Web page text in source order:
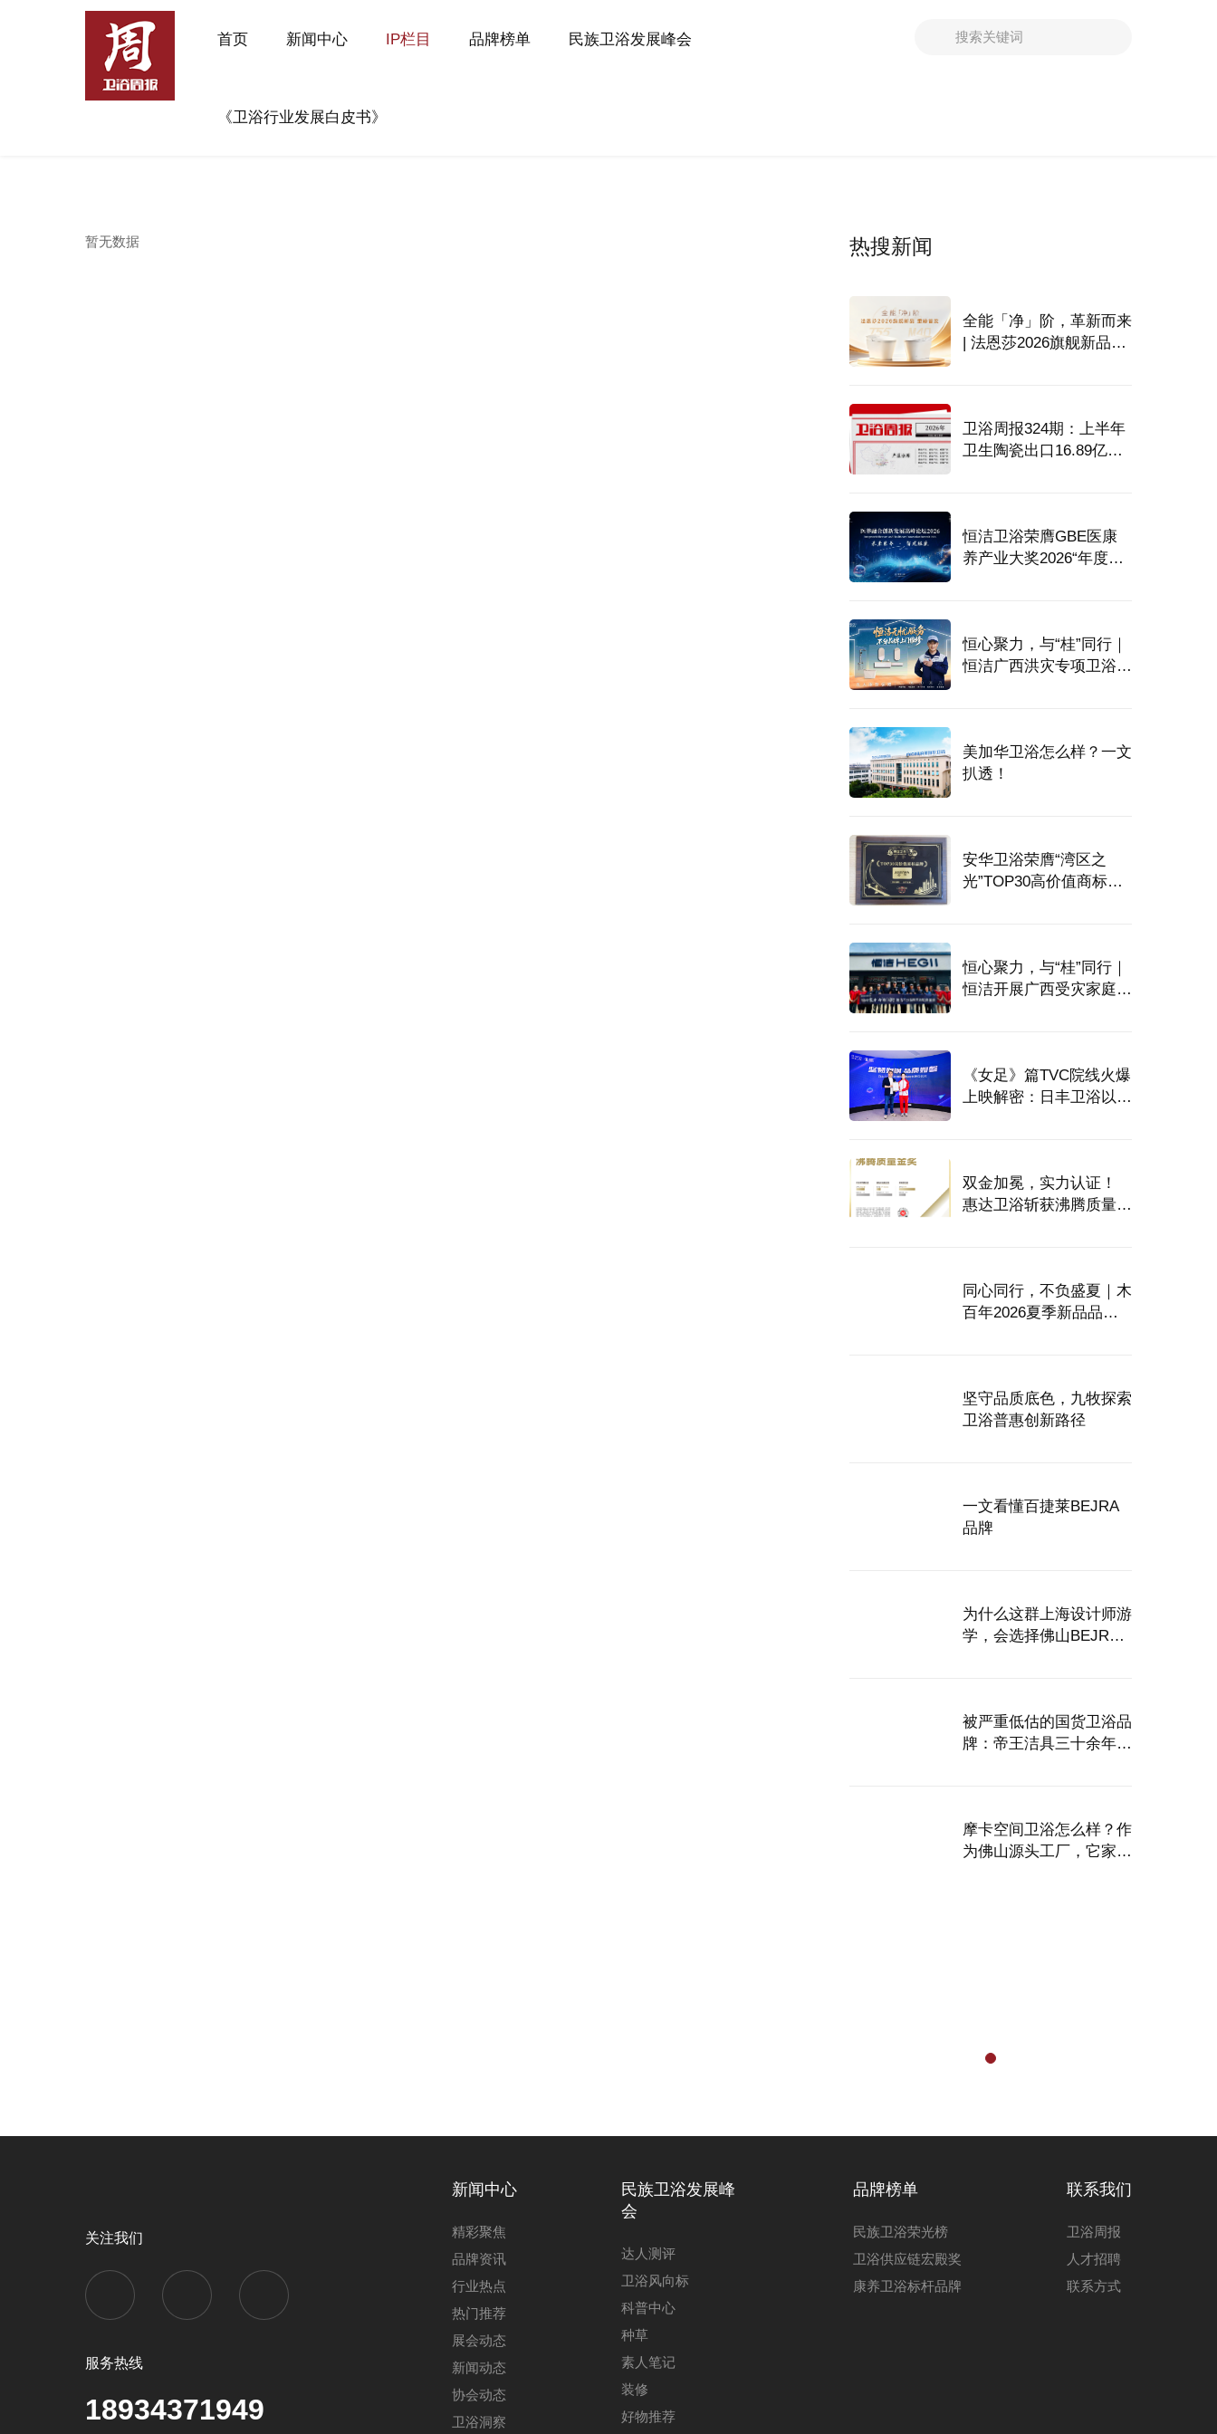
首页 新闻中心 IP栏目 品牌榜单 民族卫浴发展峰会
《卫浴行业发展白皮书》
暂无数据 热搜新闻
全能「净」阶，革新而来
| 法恩莎2026旗舰新品全
卫浴周报324期：上半年
卫生陶瓷出口16.89亿美
来西亚展
恒洁卫浴荣膺GBE医康
养产业大奖2026“年度最
恒心聚力，与“桂”同行｜
恒洁广西洪灾专项卫浴服
美加华卫浴怎么样？一文
扒透！
安华卫浴荣膺“湾区之
光”TOP30高价值商标品
恒心聚力，与“桂”同行｜
恒洁开展广西受灾家庭卫
《女足》篇TVC院线火爆
上映解密：日丰卫浴以差
双金加冕，实力认证！
惠达卫浴斩获沸腾质量奖
同心同行，不负盛夏｜木
百年2026夏季新品品鉴
坚守品质底色，九牧探索
卫浴普惠创新路径
一文看懂百捷莱BEJRA
品牌
为什么这群上海设计师游
学，会选择佛山BEJRA
被严重低估的国货卫浴品
牌：帝王洁具三十余年创
摩卡空间卫浴怎么样？作
为佛山源头工厂，它家的
关注我们
服务热线
18934371949
新闻中心
精彩聚焦
品牌资讯
行业热点
热门推荐
展会动态
新闻动态
协会动态
卫浴洞察
民族卫浴发展峰
会
达人测评
卫浴风向标
科普中心
种草
素人笔记
装修
好物推荐
品牌榜单
民族卫浴荣光榜
卫浴供应链宏殿奖
康养卫浴标杆品牌
联系我们
卫浴周报
人才招聘
联系方式